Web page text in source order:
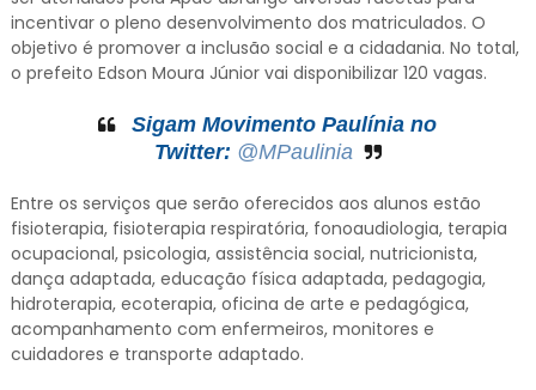
incentivar o pleno desenvolvimento dos matriculados. O
objetivo é promover a inclusão social e a cidadania. No total,
o prefeito Edson Moura Júnior vai disponibilizar 120 vagas.
Sigam Movimento Paulínia no
Twitter: @MPaulinia
Entre os serviços que serão oferecidos aos alunos estão
fisioterapia, fisioterapia respiratória, fonoaudiologia, terapia
ocupacional, psicologia, assistência social, nutricionista,
dança adaptada, educação física adaptada, pedagogia,
hidroterapia, ecoterapia, oficina de arte e pedagógica,
acompanhamento com enfermeiros, monitores e
cuidadores e transporte adaptado.